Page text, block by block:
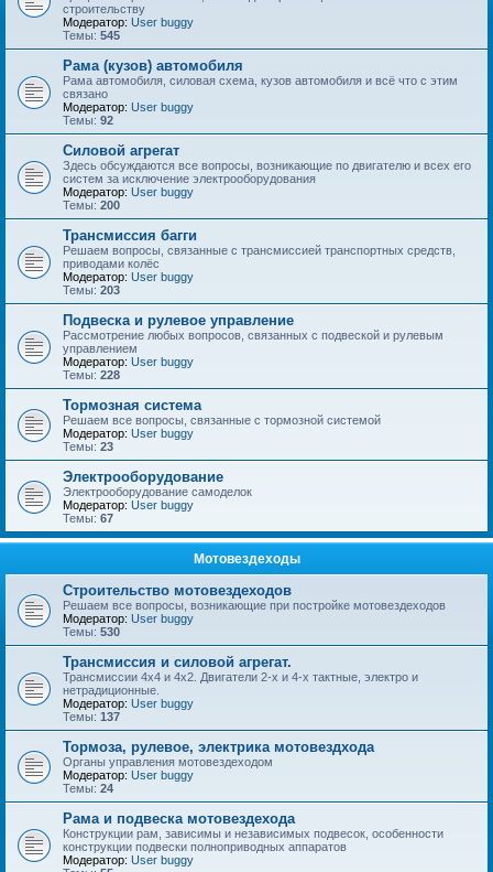
строительству
Модератор: User buggy
Темы: 545
Рама (кузов) автомобиля
Рама автомобиля, силовая схема, кузов автомобиля и всё что с этим
связано
Модератор: User buggy
Темы: 92
Силовой агрегат
Здесь обсуждаются все вопросы, возникающие по двигателю и всех его
систем за исключение электрооборудования
Модератор: User buggy
Темы: 200
Трансмиссия багги
Решаем вопросы, связанные с трансмиссией транспортных средств,
приводами колёс
Модератор: User buggy
Темы: 203
Подвеска и рулевое управление
Рассмотрение любых вопросов, связанных с подвеской и рулевым
управлением
Модератор: User buggy
Темы: 228
Тормозная система
Решаем все вопросы, связанные с тормозной системой
Модератор: User buggy
Темы: 23
Электрооборудование
Электрооборудование самоделок
Модератор: User buggy
Темы: 67
Мотовездеходы
Строительство мотовездеходов
Решаем все вопросы, возникающие при постройке мотовездеходов
Модератор: User buggy
Темы: 530
Трансмиссия и силовой агрегат.
Трансмиссии 4х4 и 4х2. Двигатели 2-х и 4-х тактные, электро и
нетрадиционные.
Модератор: User buggy
Темы: 137
Тормоза, рулевое, электрика мотовездхода
Органы управления мотовездеходом
Модератор: User buggy
Темы: 24
Рама и подвеска мотовездехода
Конструкции рам, зависимы и независимых подвесок, особенности
конструкции подвески полноприводных аппаратов
Модератор: User buggy